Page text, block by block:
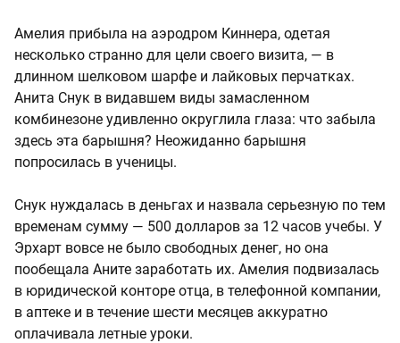
Амелия прибыла на аэродром Киннера, одетая
несколько странно для цели своего визита, — в
длинном шелковом шарфе и лайковых перчатках.
Анита Снук в видавшем виды замасленном
комбинезоне удивленно округлила глаза: что забыла
здесь эта барышня? Неожиданно барышня
попросилась в ученицы.
Снук нуждалась в деньгах и назвала серьезную по тем
временам сумму — 500 долларов за 12 часов учебы. У
Эрхарт вовсе не было свободных денег, но она
пообещала Аните заработать их. Амелия подвизалась
в юридической конторе отца, в телефонной компании,
в аптеке и в течение шести месяцев аккуратно
оплачивала летные уроки.